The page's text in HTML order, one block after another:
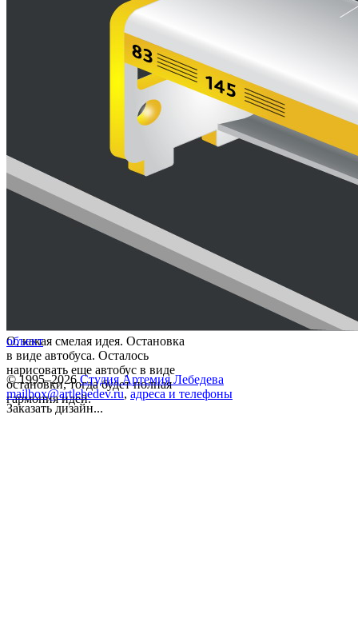
О, какая смелая идея. Остановка
в виде автобуса. Осталось
нарисовать еще автобус в виде
остановки, тогда будет полная
гармония идей.
объект
© 1995–2026 Студия Артемия Лебедева
mailbox@artlebedev.ru, адреса и телефоны
Заказать дизайн...